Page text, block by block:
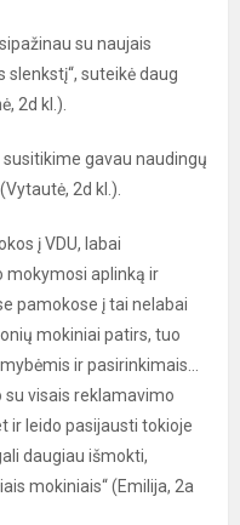
su naujais
slenkstį“, suteikė daug
2d kl.).
gavau naudingų
2d kl.).
į VDU, labai
mokymosi aplinką ir
pamokose į tai nelabai
mokiniai patirs, tuo
ir pasirinkimais...
visais reklamavimo
ir leido pasijausti tokioje
daugiau išmokti,
mokiniais“ (Emilija, 2a